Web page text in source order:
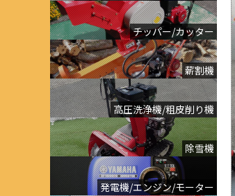
チッパー/カッター
薪割機
高圧洗浄機/粗皮削り機
除雪機
発電機/エンジン/モーター